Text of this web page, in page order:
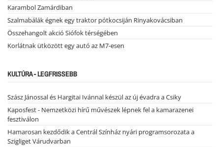
Karambol Zamárdiban
Szalmabálák égnek egy traktor pótkocsiján Rinyakovácsiban
Összehangolt akció Siófok térségében
Korlátnak ütközött egy autó az M7-esen
KULTÚRA - LEGFRISSEBB
Szász Jánossal és Hargitai Ivánnal készül az új évadra a Csiky
Kaposfest - Nemzetközi hírű művészek lépnek fel a kamarazenei
fesztiválon
Hamarosan kezdődik a Centrál Színház nyári programsorozata a
Szigliget Várudvarban